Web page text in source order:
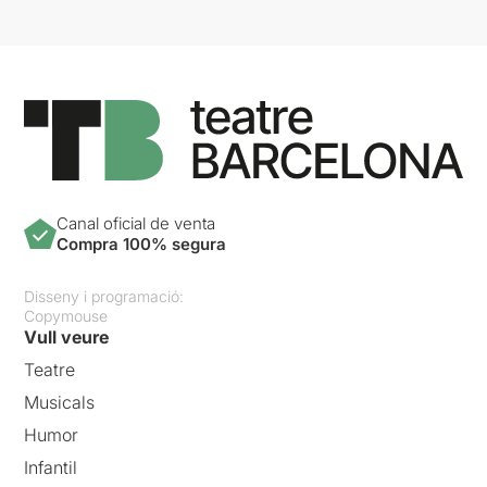
Canal oficial de venta
Compra 100% segura
Disseny i programació:
Copymouse
Vull veure
Teatre
Musicals
Humor
Infantil